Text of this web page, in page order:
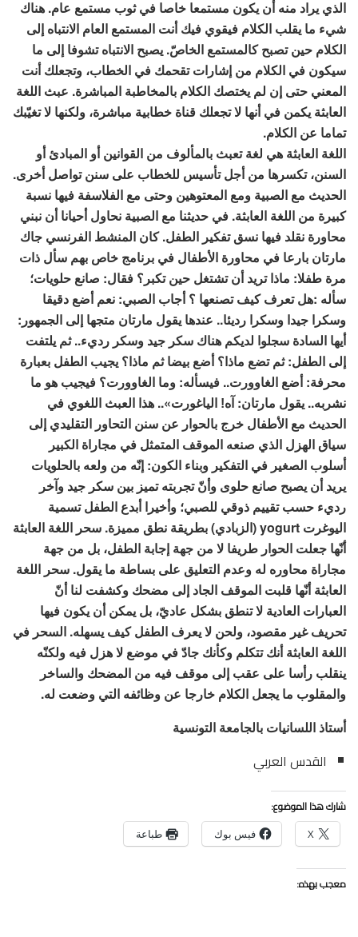
الذي يراد منه أن يكون مستمعا خاصا في ثوب مستمع عام. هناك
شيء ما يقلب الكلام فيقوي فيك أنت المستمع العام الانتباه إلى
الكلام حين تصبح كالمستمع الخاصّ. يصبح الانتباه تشوفا إلى ما
سيكون في الكلام من إشارات تقحمك في الخطاب، وتجعلك أنت
المعني حتى إن لم يختصك الكلام بالمخاطبة المباشرة. عبث اللغة
العابثة يكمن في أنها لا تجعلك قناة خطابية مباشرة، ولكنها لا تغيّبك
تماما عن الكلام.
اللغة العابثة هي لغة تعبث بالمألوف من القوانين أو المبادئ أو
السنن، تكسرها من أجل تأسيس للخطاب على سنن تواصل أخرى.
الحديث مع الصبية ومع المعتوهين وحتى مع الفلاسفة فيها نسبة
كبيرة من اللغة العابثة. في حديثنا مع الصبية نحاول أحيانا أن نبني
محاورة نقلد فيها نسق تفكير الطفل. كان المنشط الفرنسي جاك
مارتان بارعا في محاورة الأطفال في برنامج خاص بهم سأل ذات
مرة طفلا: ماذا تريد أن تشتغل حين تكبر؟ فقال: صانع حلويات؛
سأله :هل تعرف كيف تصنعها ؟ أجاب الصبي: نعم أضع دقيقا
وسكرا جيدا وسكرا رديئا.. عندها يقول مارتان متجها إلى الجمهور:
أيها السادة سجلوا لديكم هناك سكر جيد وسكر رديء.. ثم يلتفت
إلى الطفل: ثم تضع ماذا؟ أضع بيضا ثم ماذا؟ يجيب الطفل بعبارة
محرفة: أضع الغاوورت.. فيسأله: وما الغاوورت؟ فيجيب هو ما
نشربه.. يقول مارتان: آهǃ الياغورت».. هذا العبث اللغوي في
الحديث مع الأطفال خرج بالحوار عن سنن التحاور التقليدي إلى
سياق الهزل الذي صنعه الموقف المتمثل في مجاراة الكبير
أسلوب الصغير في التفكير وبناء الكون: إنّه من ولعه بالحلويات
يريد أن يصبح صانع حلوى وأنّ تجربته تميز بين سكر جيد وآخر
رديء حسب تقييم ذوقي للصبي؛ وأخيرا أبدع الطفل تسمية
اليوغرت yogurt (الزبادي) بطريقة نطق مميزة. سحر اللغة العابثة
أنّها جعلت الحوار طريفا لا من جهة إجابة الطفل، بل من جهة
مجاراة محاوره له وعدم التعليق على بساطة ما يقول. سحر اللغة
العابثة أنّها قلبت الموقف الجاد إلى مضحك وكشفت لنا أنّ
العبارات العادية لا تنطق بشكل عاديّ، بل يمكن أن يكون فيها
تحريف غير مقصود، ولحن لا يعرف الطفل كيف يسهله. السحر في
اللغة العابثة أنك تتكلم وكأنك جادّ في موضع لا هزل فيه ولكنّه
ينقلب رأسا على عقب إلى موقف فيه من المضحك والساخر
والمقلوب ما يجعل الكلام خارجا عن وظائفه التي وضعت له.
أستاذ اللسانيات بالجامعة التونسية
القدس العربي
شارك هذا الموضوع:
X فيس بوك طباعة
معجب بهذه: